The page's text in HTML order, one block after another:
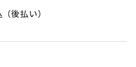
後払い）